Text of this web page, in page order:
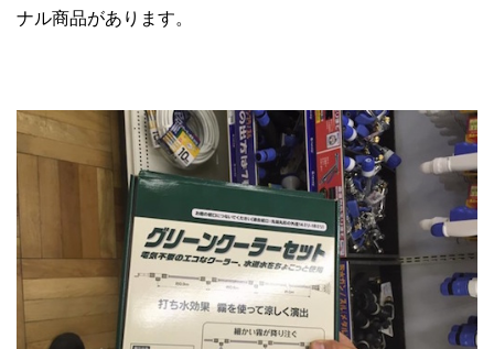
ナル商品があります。